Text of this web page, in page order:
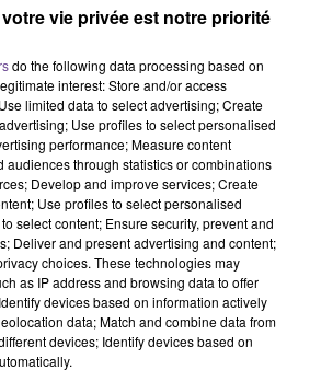
d’Auzances
BAFA (H/F).
recherche un animateur
: proposer, organiser et animer des
des capacités et du rythme des
l’espace d’animation et
vie privée est notre priorité
do the following data processing based on
interest: Store and/or access
limited data to select advertising; Create
Use profiles to select personalised
performance; Measure content
audiences through statistics or combinations
Develop and improve services; Create
Use profiles to select personalised
select content; Ensure security, prevent and
Deliver and present advertising and content;
choices. These technologies may
as IP address and browsing data to offer
devices based on information actively
data; Match and combine data from
devices; Identify devices based on